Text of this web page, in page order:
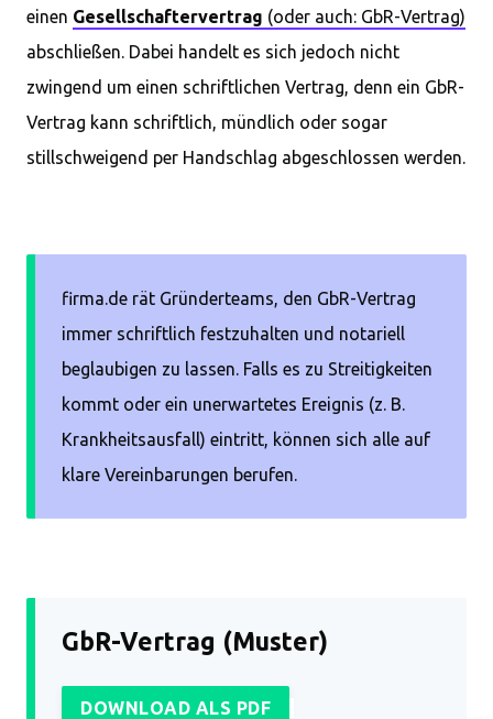
einen Gesellschaftervertrag (oder auch: GbR-Vertrag)
abschließen. Dabei handelt es sich jedoch nicht
zwingend um einen schriftlichen Vertrag, denn ein GbR-
Vertrag kann schriftlich, mündlich oder sogar
stillschweigend per Handschlag abgeschlossen werden.
firma.de rät Gründerteams, den GbR-Vertrag
immer schriftlich festzuhalten und notariell
beglaubigen zu lassen. Falls es zu Streitigkeiten
kommt oder ein unerwartetes Ereignis (z. B.
Krankheitsausfall) eintritt, können sich alle auf
klare Vereinbarungen berufen.
GbR-Vertrag (Muster)
DOWNLOAD ALS PDF